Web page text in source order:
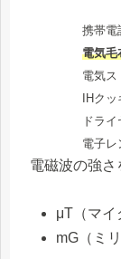
携帯電
電気毛
電気ス
IHク
ドライ
電子レ
電磁波の強
μT（マイ
mG（ミ